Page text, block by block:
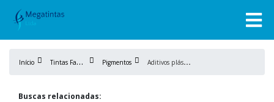
Início T
intas Fabricação Pigmentos A
ditivos plásticos
Buscas relacionadas: